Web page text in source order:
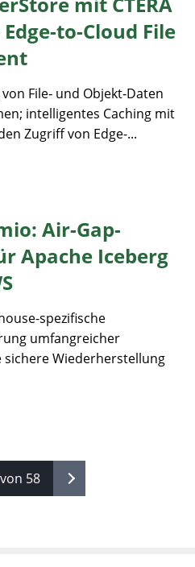
to-Cloud File
File‑ und Objekt‑Daten
intelligentes Caching mit
Zugriff von Edge-...
Air-Gap-
Apache Iceberg
spezifische
umfangreicher
sichere Wiederherstellung
58